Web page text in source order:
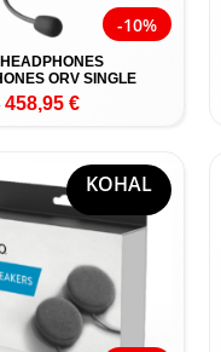
-10%
ORV SINGLE
458,95€
KOHAL